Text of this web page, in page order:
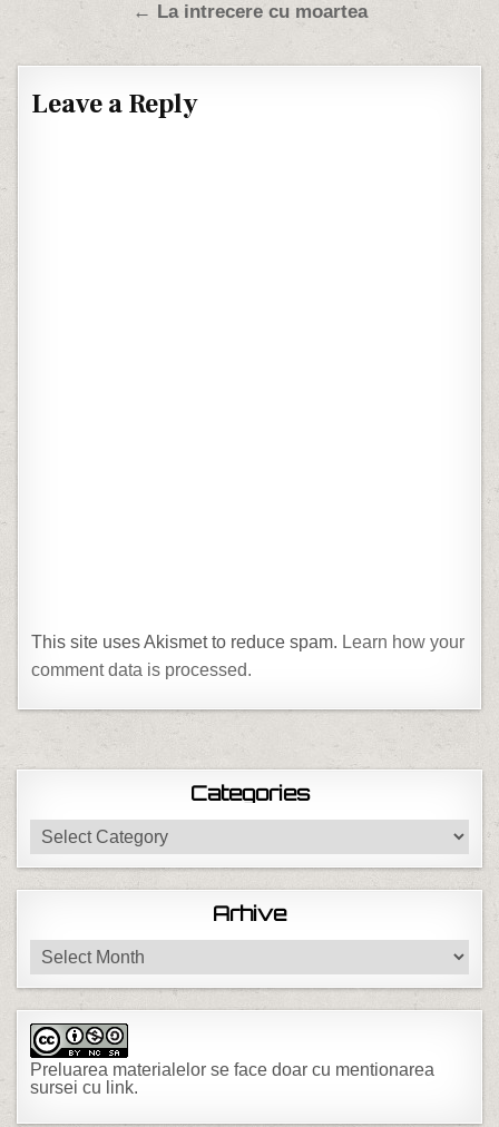
← La intrecere cu moartea
Leave a Reply
This site uses Akismet to reduce spam. Learn how your
comment data is processed.
Categories
Categories
Arhive
Arhive
Preluarea materialelor se face doar cu mentionarea
sursei cu link.